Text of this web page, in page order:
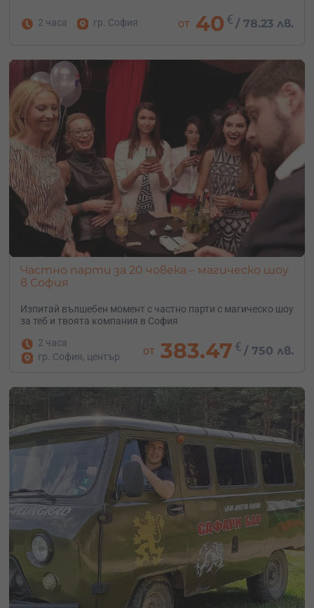
2 часа гр. София от 40 € /78.23 лв.
Частно парти за 20 човека – магическо шоу
в София
Изпитай вълшебен момент с частно парти с магическо шоу
за теб и твоята компания в София
2 часа
гр. София, център
от 383.47 € / 750 лв.